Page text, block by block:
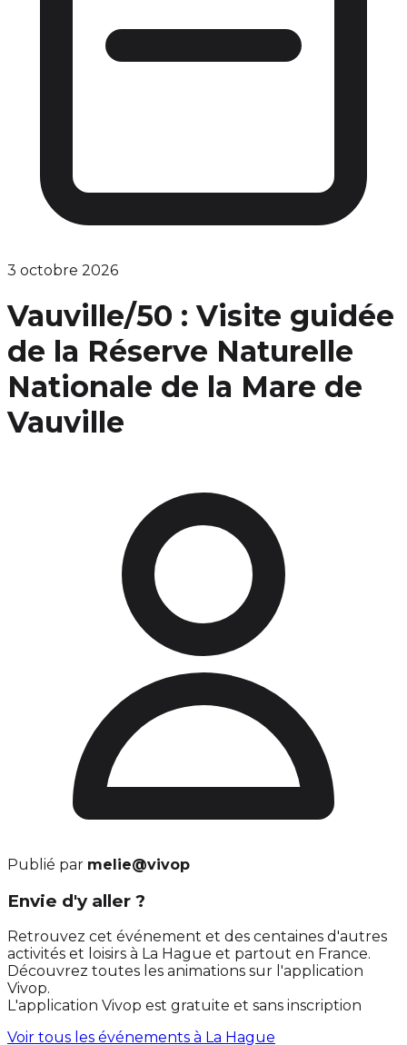
3 octobre 2026
Vauville/50 : Visite guidée
de la Réserve Naturelle
Nationale de la Mare de
Vauville
Publié par melie@vivop
Envie d'y aller ?
Retrouvez cet événement et des centaines d'autres
activités et loisirs à La Hague et partout en France.
Découvrez toutes les animations sur l'application
Vivop.
L'application Vivop est gratuite et sans inscription
Voir tous les événements à La Hague